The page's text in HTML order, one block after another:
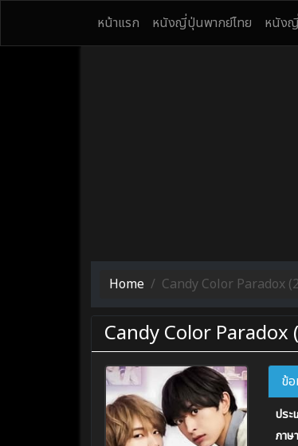
หน้าแรก หนังญี่ปุ่นพากย์ไทย หนัง
Home Candy Color Paradox
Candy Color
ข้
ประ
ภาษ